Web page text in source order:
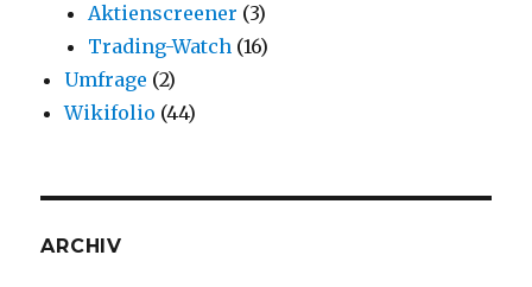
Aktienscreener (3)
Trading-Watch (16)
Umfrage (2)
Wikifolio (44)
ARCHIV